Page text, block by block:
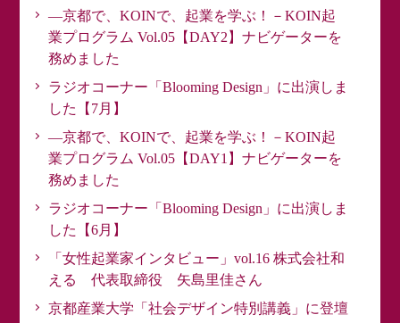
―京都で、KOINで、起業を学ぶ！－KOIN起
業プログラム Vol.05【DAY2】ナビゲーターを
務めました
ラジオコーナー「Blooming Design」に出演しま
した【7月】
―京都で、KOINで、起業を学ぶ！－KOIN起
業プログラム Vol.05【DAY1】ナビゲーターを
務めました
ラジオコーナー「Blooming Design」に出演しま
した【6月】
「女性起業家インタビュー」vol.16 株式会社和
える 代表取締役 矢島里佳さん
京都産業大学「社会デザイン特別講義」に登壇